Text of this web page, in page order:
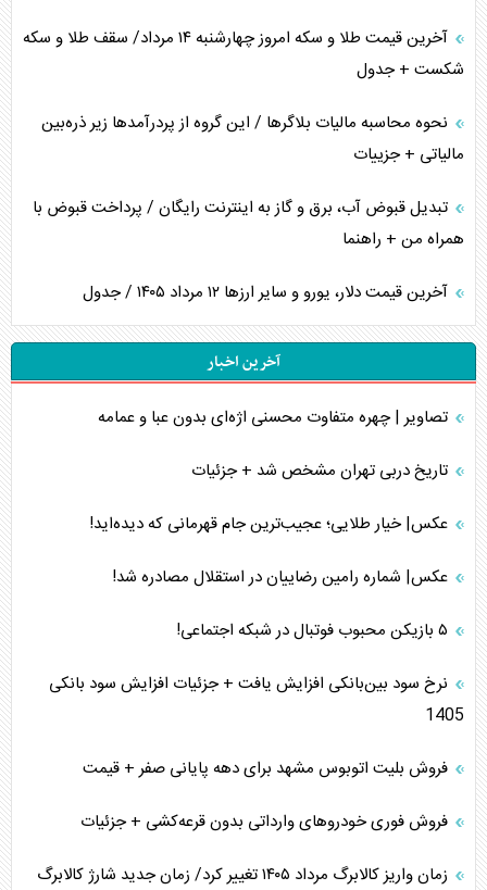
آخرین قیمت طلا و سکه امروز چهارشنبه ۱۴ مرداد/ سقف طلا و سکه
شکست + جدول
نحوه محاسبه مالیات بلاگر‌ها / این گروه از پردرآمد‌ها زیر ذره‌بین
مالیاتی + جزییات
تبدیل قبوض آب، برق و گاز به اینترنت رایگان / پرداخت قبوض با
همراه من + راهنما
آخرین قیمت دلار، یورو و سایر ارز‌ها ۱۲ مرداد ۱۴۰۵ / جدول
آخرین اخبار
تصاویر | چهره متفاوت محسنی اژه‌ای بدون عبا و عمامه
تاریخ دربی تهران مشخص شد + جزئیات
عکس| خیار طلایی؛ عجیب‌ترین جام قهرمانی که دیده‌اید!
عکس| شماره رامین رضاییان در استقلال مصادره شد!
نرخ سود بین‌بانکی افزایش یافت + جزئیات افزایش سود بانکی
1405
فروش بلیت اتوبوس مشهد برای دهه پایانی صفر + قیمت
فروش فوری خودرو‌های وارداتی بدون قرعه‌کشی + جزئیات
زمان واریز کالابرگ مرداد ۱۴۰۵ تغییر کرد/ زمان جدید شارژ کالابرگ